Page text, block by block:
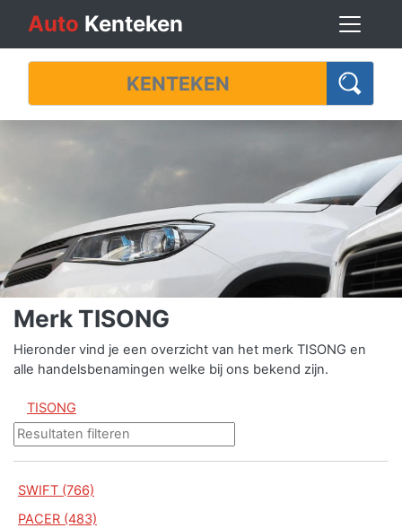
Auto Kenteken
Merk TISONG
Hieronder vind je een overzicht van het merk TISONG en
alle handelsbenamingen welke bij ons bekend zijn.
TISONG
SWIFT (766)
PACER (483)